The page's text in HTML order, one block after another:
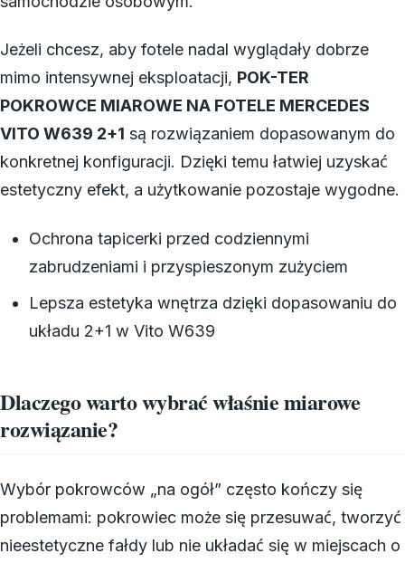
Jeżeli chcesz, aby fotele nadal wyglądały dobrze
mimo intensywnej eksploatacji, POK-TER
POKROWCE MIAROWE NA FOTELE MERCEDES
VITO W639 2+1 są rozwiązaniem dopasowanym do
konkretnej konfiguracji. Dzięki temu łatwiej uzyskać
estetyczny efekt, a użytkowanie pozostaje wygodne.
Ochrona tapicerki przed codziennymi
zabrudzeniami i przyspieszonym zużyciem
Lepsza estetyka wnętrza dzięki dopasowaniu do
układu 2+1 w Vito W639
Dlaczego warto wybrać właśnie miarowe
rozwiązanie?
Wybór pokrowców „na ogół” często kończy się
problemami: pokrowiec może się przesuwać, tworzyć
nieestetyczne fałdy lub nie układać się w miejscach o